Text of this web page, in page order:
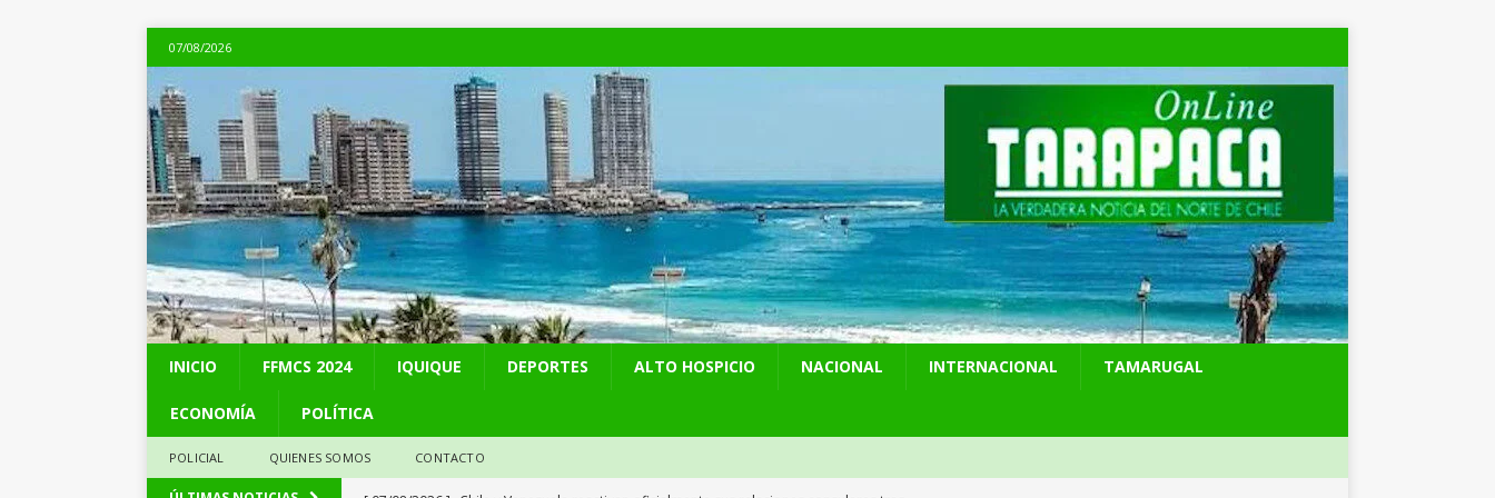
07/08/2026
INICIO FFMCS 2024 IQUIQUE DEPORTES ALTO HOSPICIO NACIONAL INTERNACIONAL TAMARUGAL
ECONOMÍA POLÍTICA
POLICIAL QUIENES SOMOS CONTACTO